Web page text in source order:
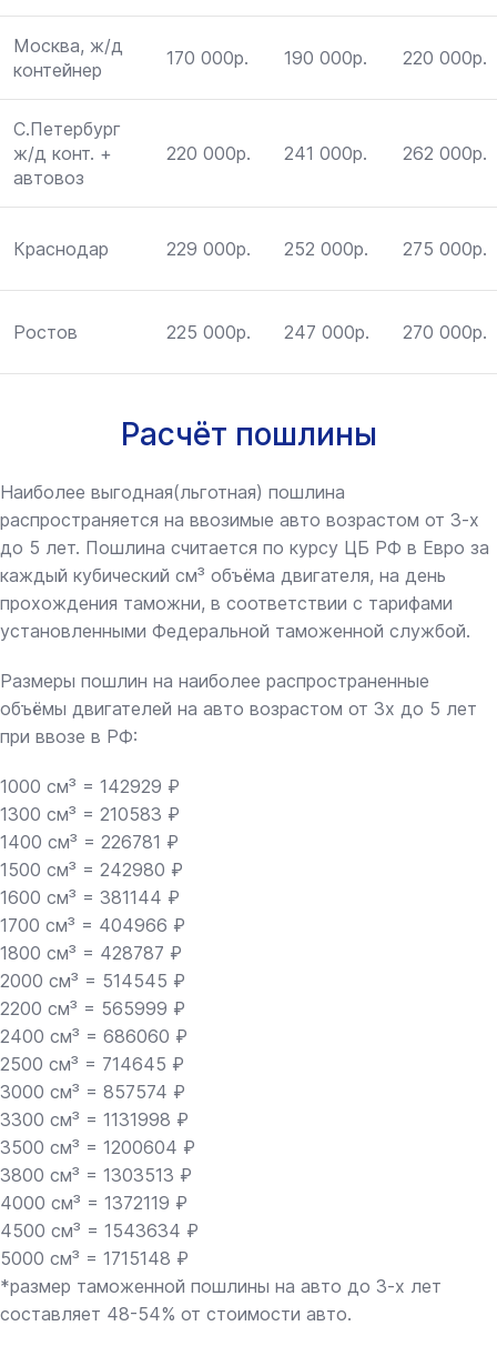
Москва, ж/д
контейнер
170 000р. 190 000р. 220 000р.
С.Петербург
ж/д конт. +
автовоз
220 000р. 241 000р. 262 000р.
Краснодар 229 000р. 252 000р. 275 000р.
Ростов 225 000р. 247 000р. 270 000р.
Расчёт пошлины
Наиболее выгодная(льготная) пошлина
распространяется на ввозимые авто возрастом от 3-х
до 5 лет. Пошлина считается по курсу ЦБ РФ в Евро за
каждый кубический см³ объёма двигателя, на день
прохождения таможни, в соответствии с тарифами
установленными Федеральной таможенной службой.
Размеры пошлин на наиболее распространенные
объёмы двигателей на авто возрастом от 3х до 5 лет
при ввозе в РФ:
1000 см³ = 142929 ₽
1300 см³ = 210583 ₽
1400 см³ = 226781 ₽
1500 см³ = 242980 ₽
1600 см³ = 381144 ₽
1700 см³ = 404966 ₽
1800 см³ = 428787 ₽
2000 см³ = 514545 ₽
2200 см³ = 565999 ₽
2400 см³ = 686060 ₽
2500 см³ = 714645 ₽
3000 см³ = 857574 ₽
3300 см³ = 1131998 ₽
3500 см³ = 1200604 ₽
3800 см³ = 1303513 ₽
4000 см³ = 1372119 ₽
4500 см³ = 1543634 ₽
5000 см³ = 1715148 ₽
*размер таможенной пошлины на авто до 3-х лет
составляет 48-54% от стоимости авто.